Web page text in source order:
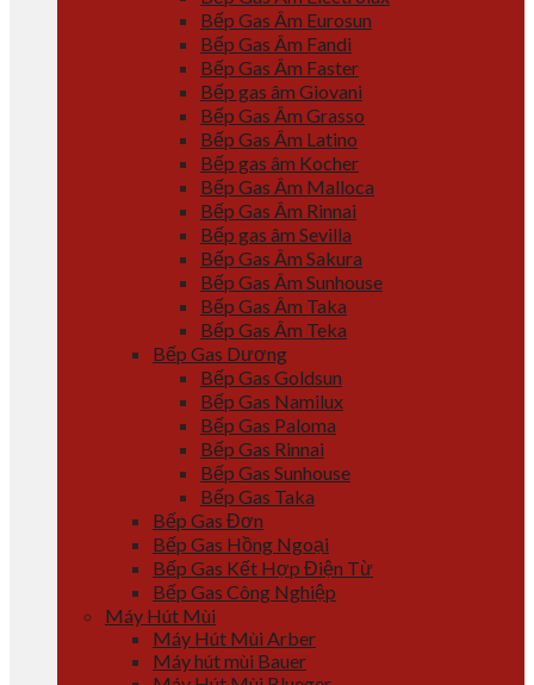
Bếp Gas Âm Eurosun
Bếp Gas Âm Fandi
Bếp Gas Âm Faster
Bếp gas âm Giovani
Bếp Gas Âm Grasso
Bếp Gas Âm Latino
Bếp gas âm Kocher
Bếp Gas Âm Malloca
Bếp Gas Âm Rinnai
Bếp gas âm Sevilla
Bếp Gas Âm Sakura
Bếp Gas Âm Sunhouse
Bếp Gas Âm Taka
Bếp Gas Âm Teka
Bếp Gas Dương
Bếp Gas Goldsun
Bếp Gas Namilux
Bếp Gas Paloma
Bếp Gas Rinnai
Bếp Gas Sunhouse
Bếp Gas Taka
Bếp Gas Đơn
Bếp Gas Hồng Ngoại
Bếp Gas Kết Hợp Điện Từ
Bếp Gas Công Nghiệp
Máy Hút Mùi
Máy Hút Mùi Arber
Máy hút mùi Bauer